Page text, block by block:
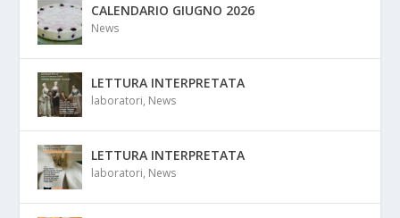
CALENDARIO GIUGNO 2026
News
LETTURA INTERPRETATA
laboratori, News
LETTURA INTERPRETATA
laboratori, News